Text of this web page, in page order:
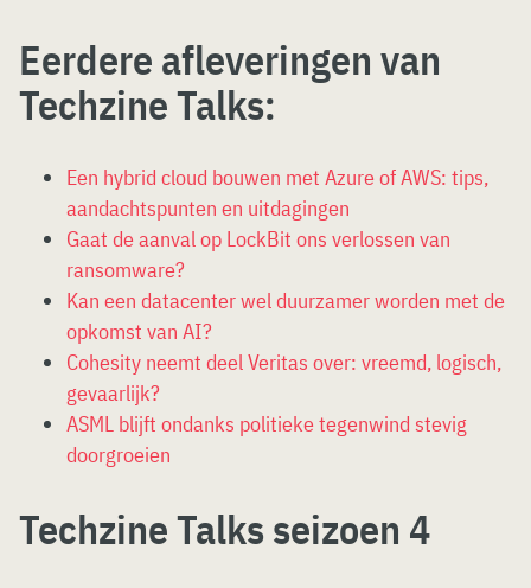
Eerdere afleveringen van
Techzine Talks:
Een hybrid cloud bouwen met Azure of AWS: tips,
aandachtspunten en uitdagingen
Gaat de aanval op LockBit ons verlossen van
ransomware?
Kan een datacenter wel duurzamer worden met de
opkomst van AI?
Cohesity neemt deel Veritas over: vreemd, logisch,
gevaarlijk?
ASML blijft ondanks politieke tegenwind stevig
doorgroeien
Techzine Talks seizoen 4